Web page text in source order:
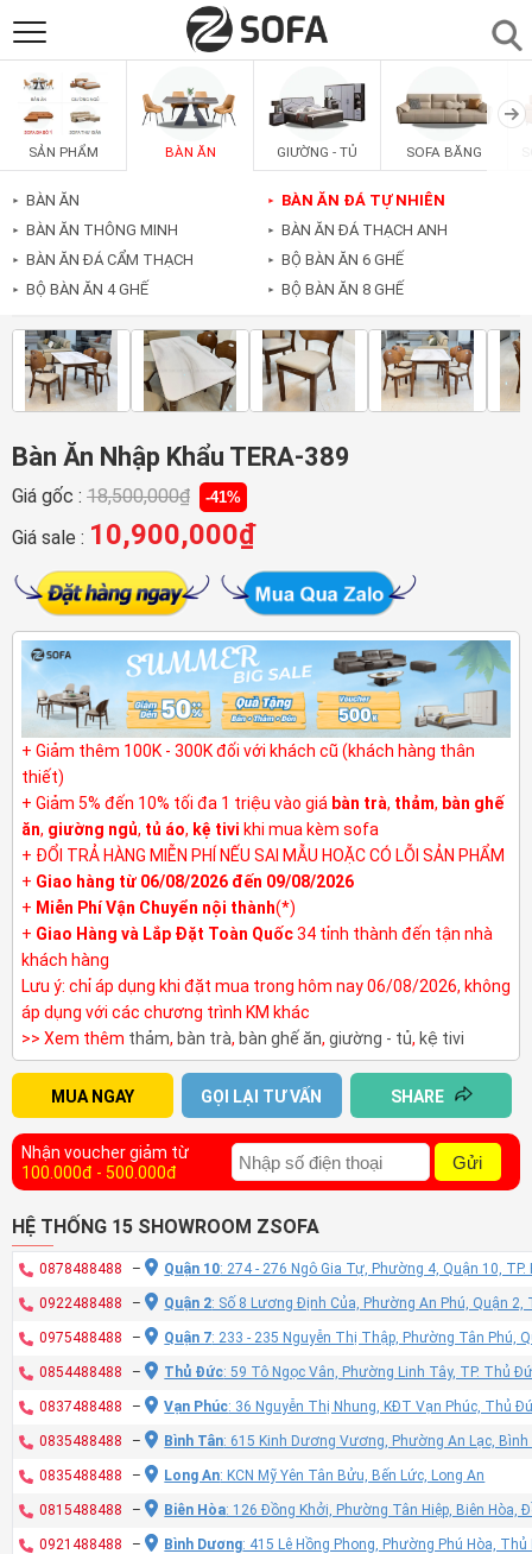
SẢN PHẨM
SOFAS
PHÒNG ĂN
PHÒNG KHÁCH ▼
LIÊN HỆ
SẢN PHẨM BÀN ĂN GIƯỜNG - TỦ SOFA BĂNG
► BÀN ĂN
► BÀN ĂN THÔNG MINH
► BÀN ĂN ĐÁ TỰ NHIÊN
► BÀN ĂN ĐÁ THẠCH ANH
► BÀN ĂN ĐÁ CẨM THẠCH
► BỘ BÀN ĂN 4 GHẾ
► BỘ BÀN ĂN 6 GHẾ
► BỘ BÀN ĂN 8 GHẾ
Bàn Ăn Nhập Khẩu TERA-389
Giá gốc : 18,500,000₫ -41%
Giá sale : 10,900,000₫
+ Giảm thêm 100K - 300K đối với khách cũ (khách hàng thân
thiết)
+ Giảm 5% đến 10% tối đa 1 triệu vào giá bàn trà, thảm, bàn ghế
ăn, giường ngủ, tủ áo, kệ tivi khi mua kèm sofa
+ ĐỔI TRẢ HÀNG MIỄN PHÍ NẾU SAI MẪU HOẶC CÓ LỖI SẢN PHẨM
+ Giao hàng từ 06/08/2026 đến 09/08/2026
+ Miễn Phí Vận Chuyển nội thành(*)
+ Giao Hàng và Lắp Đặt Toàn Quốc34 tỉnh thành đến tận nhà
khách hàng
Lưu ý: chỉ áp dụng khi đặt mua trong hôm nay 06/08/2026, không
áp dụng với các chương trình KM khác
>> Xem thêm thảm, bàn trà, bàn ghế ăn, giường - tủ, kệ tivi
MUA NGAY GỌI LẠI TƯ VẤN SHARE
Nhận voucher giảm từ
100.000đ - 500.000đ
Gửi
HỆ THỐNG 15 SHOWROOM ZSOFA
0878488488 – Quận 10: 274 - 276 Ngô Gia Tự, Phường 4, Quận 10, TP.
0922488488 – Quận 2: Số 8 Lương Định Của, Phường An Phú, Quận 2,
0975488488 – Quận 7: 233 - 235 Nguyễn Thị Thập, Phường Tân Phú,
0854488488 – Thủ Đức: 59 Tô Ngọc Vân, Phường Linh Tây, TP. Thủ
0837488488 – Vạn Phúc: 36 Nguyễn Thị Nhung, KĐT Vạn Phúc, Thủ
0835488488 – Bình Tân: 615 Kinh Dương Vương, Phường An Lạc, Bình
0835488488 – Long An: KCN Mỹ Yên Tân Bửu, Bến Lức, Long An
0815488488 – Biên Hòa: 126 Đồng Khởi, Phường Tân Hiệp, Biên Hòa,
0921488488 – Bình Dương: 415 Lê Hồng Phong, Phường Phú Hòa,